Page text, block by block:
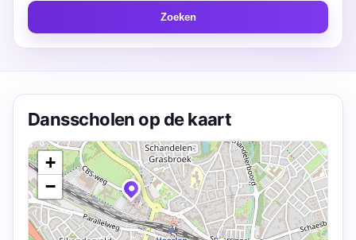
Zoeken
Dansscholen op de kaart
+
−